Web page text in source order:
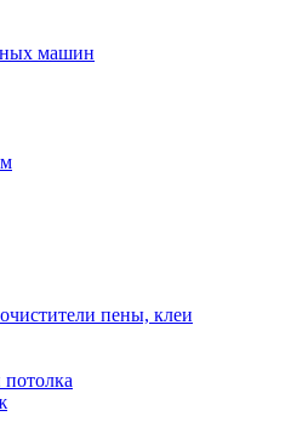
машин
пены, клеи